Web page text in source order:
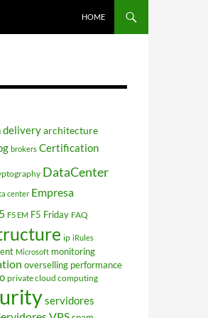
HOME
deliveryarchitecture
brokers Certification
DataCenter
center Empresa
F5 EM F5 Friday FAQ
ip iRules
Microsoft monitoring
overselling performance
private cloud computing
servidores